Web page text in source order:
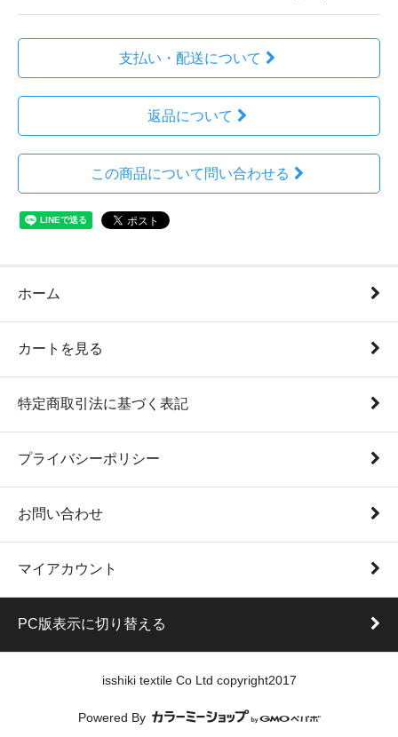
支払い・配送について
返品について
この商品について問い合わせる
ホーム
カートを見る
特定商取引法に基づく表記
プライバシーポリシー
お問い合わせ
マイアカウント
PC版表示に切り替える
isshiki textile Co Ltd copyright2017
Powered By